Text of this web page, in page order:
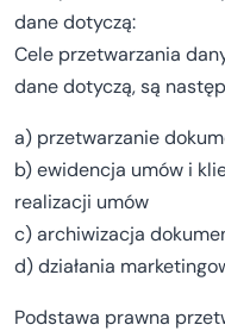
dane dotyczą:
Cele przetwarzania
dane dotyczą, są
a) przetwarzanie
b) ewidencja umów i
realizacji umów
c) archiwizacja
d) działania
Podstawa prawna